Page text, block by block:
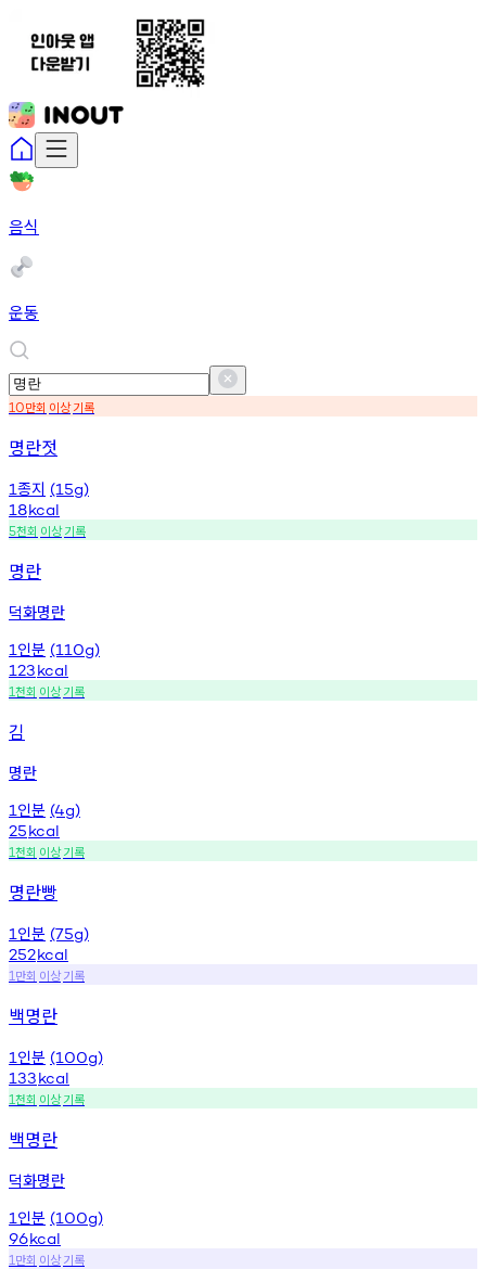
음식
운동
10만회 이상기록
명란젓
1종지 (15g)
18kcal
5천회 이상기록
명란
덕화명란
1 인분 (110g)
123kcal
1천회 이상기록
김
명란
1 인분 (4g)
25kcal
1천회 이상기록
명란빵
1 인분 (75g)
252kcal
1 만회 이상기록
백명란
1 인분 (100g)
133kcal
1천회 이상기록
백명란
덕화명란
1 인분 (100g)
96kcal
1 만회 이상기록